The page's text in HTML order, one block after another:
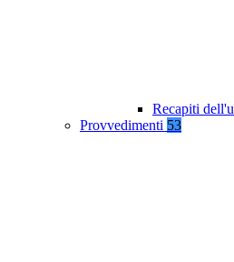
Recapiti
Provvedimenti 53